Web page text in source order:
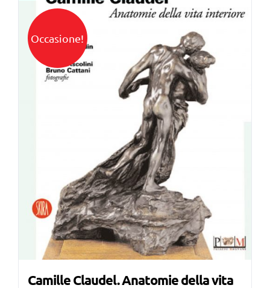
€28,00.€10,00.
Occasione!
Camille Claudel. Anatomie della vita